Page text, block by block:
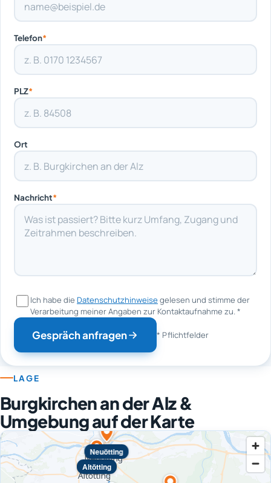
Telefon*
PLZ*
Ort
Nachricht*
Ich habe die Datenschutzhinweise gelesen und stimme der
Verarbeitung meiner Angaben zur Kontaktaufnahme zu.*
Gespräch anfragen * Pflichtfelder
LAGE
Burgkirchen an der Alz &
Umgebung auf der Karte
Altötting
Neuötting